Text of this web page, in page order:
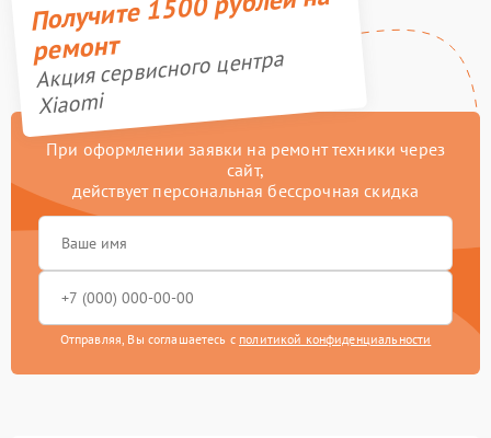
ремонт
Акция сервисного центра
Xiaomi
При оформлении заявки на ремонт техники через
сайт,
действует персональная бессрочная скидка
Отправляя, Вы соглашаетесь с политикой конфиденциальности